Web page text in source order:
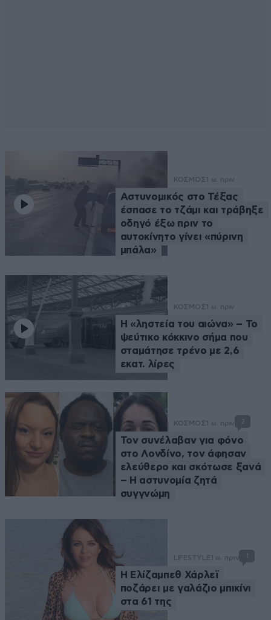
ΚΟΣΜΟΣ 1 ω. πριν
Αστυνομικός στο Τέξας
έσπασε το τζάμι και τράβηξε
οδηγό έξω πριν το
αυτοκίνητο γίνει «πύρινη
μπάλα»
ΚΟΣΜΟΣ 1 ω. πριν
Η «ληστεία του αιώνα» – Το
ψεύτικο κόκκινο σήμα που
σταμάτησε τρένο με 2,6
εκατ. λίρες
ΚΟΣΜΟΣ 1 ω. πριν 2
Τον συνέλαβαν για φόνο
στο Λονδίνο, τον άφησαν
ελεύθερο και σκότωσε ξανά
– Η αστυνομία ζητά
συγγνώμη
LIFESTYLE 1 ω. πριν
Η Ελίζαμπεθ Χάρλεϊ
ποζάρει με γαλάζιο μπικίνι
στα 61 της